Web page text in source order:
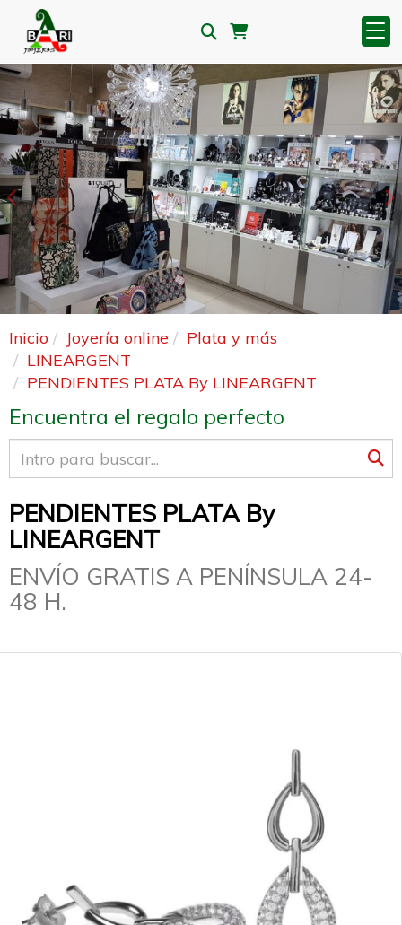
Anterior
Inicio Joyería online
Plata y más
LINEARGENT
PENDIENTES PLATA By LINEARGENT
Encuentra el regalo perfecto
PENDIENTES PLATA By
LINEARGENT
ENVÍO GRATIS A PENÍNSULA 24-
48 H.